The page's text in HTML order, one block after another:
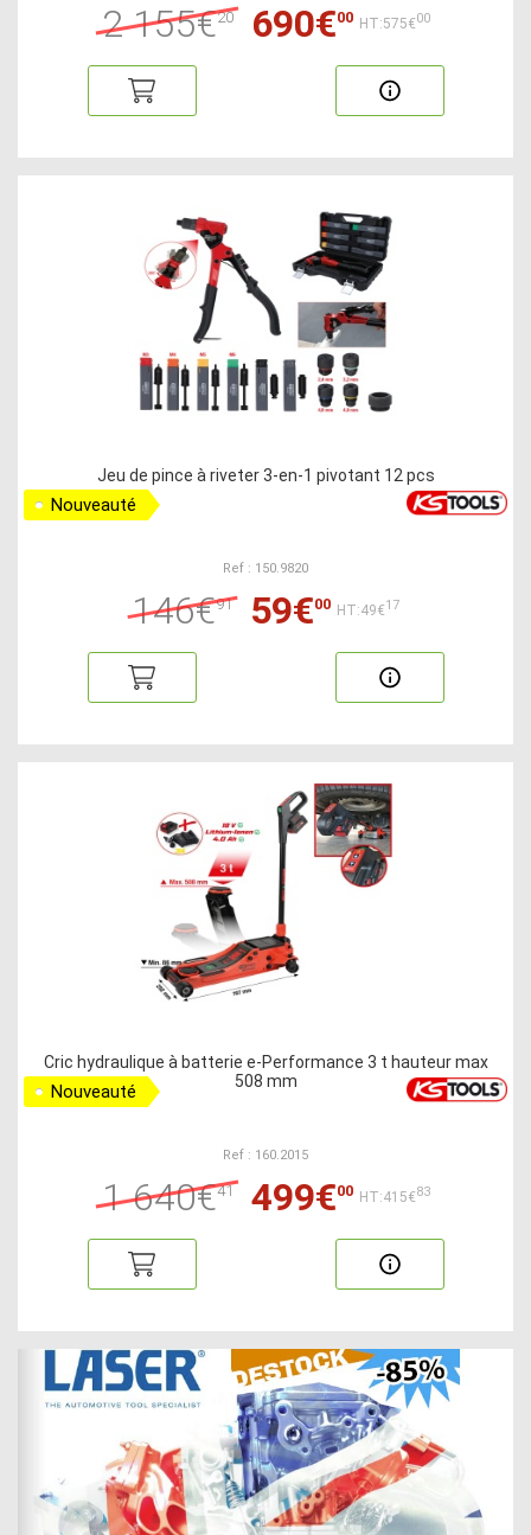
2 155€20 690€00 HT:575€00
Jeu de pince à riveter 3-en-1 pivotant 12 pcs
Nouveauté
Ref : 150.9820
146€91 59€00 HT:49€17
Cric hydraulique à batterie e-Performance 3 t hauteur max
508 mm
Nouveauté
Ref : 160.2015
1 640€41 499€00 HT:415€83